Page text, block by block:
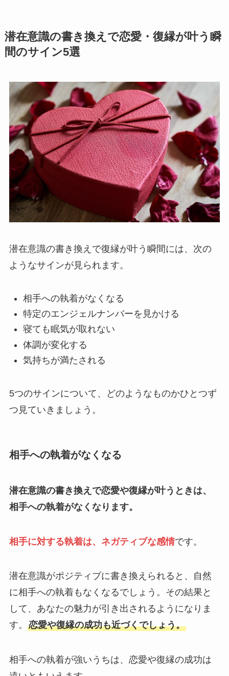
潜在意識の書き換えで恋愛・復縁が叶う瞬
間のサイン5選
潜在意識の書き換えで復縁が叶う瞬間には、次の
ようなサインが見られます。
相手への執着がなくなる
特定のエンジェルナンバーを見かける
寝ても眠気が取れない
体調が変化する
気持ちが満たされる
5つのサインについて、どのようなものかひとつず
つ見ていきましょう。
相手への執着がなくなる
潜在意識の書き換えで恋愛や復縁が叶うときは、
相手への執着がなくなります。
相手に対する執着は、ネガティブな感情です。
潜在意識がポジティブに書き換えられると、自然
に相手への執着もなくなるでしょう。その結果と
して、あなたの魅力が引き出されるようになりま
す。 恋愛や復縁の成功も近づくでしょう。
相手への執着が強いうちは、恋愛や復縁の成功は